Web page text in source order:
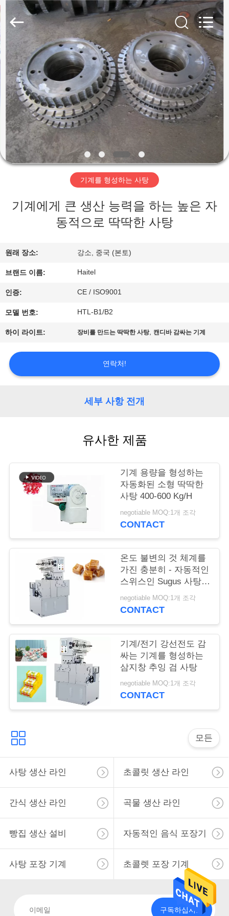
집
제
품
우
리
대
여
공
장
여
세
문
세
요
사
이
트
맵
POLICY
-
2026
Jiangsu
RichYin
Machinery
Co.,
Ltd.
All
Rights
Reserved.
기계를 형성하는 사탕
기계에게 큰 생산 능력을 하는 높은 자
동적으로 딱딱한 사탕
원래 장소: 강소, 중국 (본토)
브랜드 이름: Haitel
인증: CE / ISO9001
모델 번호: HTL-B1/B2
하이 라이트: 장비를 만드는 딱딱한 사탕, 캔디바 감싸는 기계
연락처!
세부 사항 전개
유사한 제품
기계 용량을 형성하는
자동화된 소형 딱딱한
사탕 400-600 Kg/H
negotiable MOQ:1개 조각
CONTACT
온도 불변의 것 체계를
가진 충분히 - 자동적인
스위스인 Sugus 사탕
패킹 절단기
negotiable MOQ:1개 조각
CONTACT
기계/전기 강선전도 감
싸는 기계를 형성하는
삼지창 추잉 검 사탕
negotiable MOQ:1개 조각
CONTACT
모든
사탕 생산 라인 초콜릿 생산 라인
간식 생산 라인 곡물 생산 라인
빵집 생산 설비 자동적인 음식 포장기
사탕 포장 기계 초콜렛 포장 기계
구독하십시오